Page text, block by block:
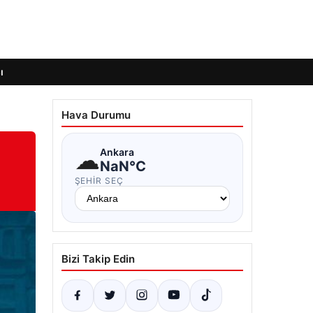
Hava Durumu
☁Ankara
NaN°C
ŞEHIR SEÇ
Bizi Takip Edin